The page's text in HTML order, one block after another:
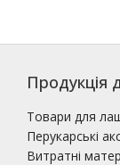
Продукція
Товари для
Перукарські
Витратні